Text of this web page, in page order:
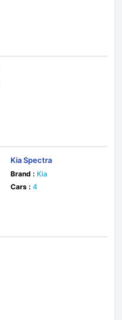
Kia Spectra
Brand : Kia
Cars : 4